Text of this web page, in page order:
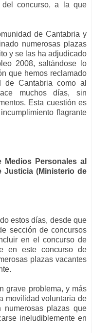
concurso, a la que
de Cantabria y
numerosas plazas
y se las ha adjudicado
2008, saltándose lo
que hemos reclamado
de Cantabria como al
muchos días, sin
Esta cuestión es
flagrante
Personales al
Justicia (Ministerio de
estos días, desde que
sección de concursos
en el concurso de
en este concurso de
plazas vacantes
grave problema, y más
movilidad voluntaria de
numerosas plazas que
ineludiblemente en